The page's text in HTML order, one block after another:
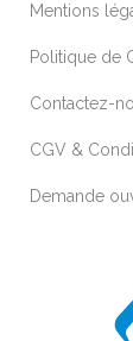
Mentions
Politique de
Contactez-
CGV &
Demande